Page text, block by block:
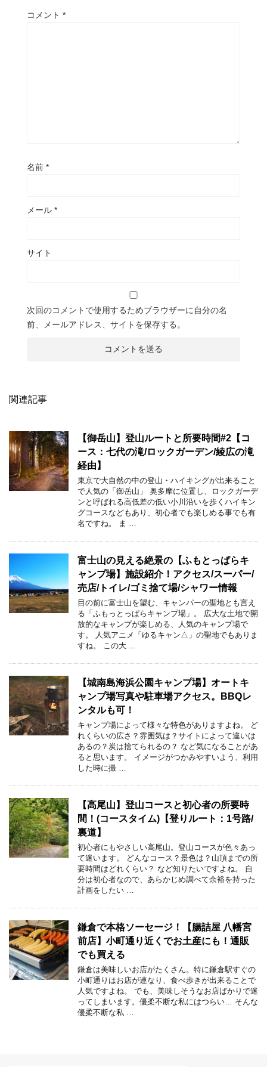
コメント *
名前 *
メール *
サイト
次回のコメントで使用するためブラウザーに自分の名
前、メールアドレス、サイトを保存する。
関連記事
【御岳山】登山ルートと所要時間#2【コ
ース：七代の滝/ロックガーデン/綾広の滝
経由】
東京で大自然の中の登山・ハイキングが出来ること
で人気の「御岳山」 奥多摩に位置し、ロックガーデ
ンと呼ばれる高低差の低い小川沿いを歩くハイキン
グコースなどもあり、初心者でも楽しめる事でも有
名ですね。 ま …
富士山の見える絶景の【ふもとっぱらキ
ャンプ場】施設紹介！アクセス/スーパー/
売店/トイレ/ゴミ捨て場/シャワー情報
目の前に富士山を望む、キャンパーの聖地とも言え
る「ふもっとっぱらキャンプ場」。 広大な土地で開
放的なキャンプが楽しめる、人気のキャンプ場で
す。 人気アニメ「ゆるキャン△」の聖地でもありま
すね。 この大 …
【城南島海浜公園キャンプ場】オートキ
ャンプ場写真や駐車場アクセス。BBQレ
ンタルも可！
キャンプ場によって様々な特色がありますよね。 ど
れくらいの広さ？雰囲気は？サイトによって違いは
あるの？炭は捨てられるの？ など気になることがあ
ると思います。 イメージがつかみやすいよう、利用
した時に撮 …
【高尾山】登山コースと初心者の所要時
間！(コースタイム)【登りルート：1号路/
裏道】
初心者にもやさしい高尾山。登山コースが色々あっ
て迷います。 どんなコース？景色は？山頂までの所
要時間はどれくらい？ など知りたいですよね。 自
分は初心者なので、あらかじめ調べて余裕を持った
計画をしたい …
鎌倉で本格ソーセージ！【腸詰屋 八幡宮
前店】小町通り近くでお土産にも！通販
でも買える
鎌倉は美味しいお店がたくさん。特に鎌倉駅すぐの
小町通りはお店が連なり、食べ歩きが出来ることで
人気ですよね。 でも、美味しそうなお店ばかりで迷
ってしまいます。優柔不断な私にはつらい… そんな
優柔不断な私 …